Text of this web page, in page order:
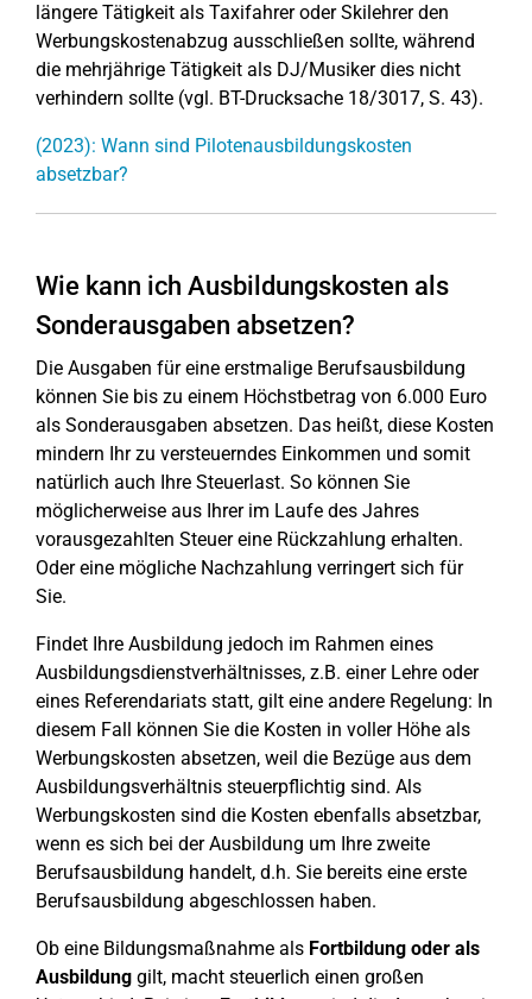
längere Tätigkeit als Taxifahrer oder Skilehrer den
Werbungskostenabzug ausschließen sollte, während
die mehrjährige Tätigkeit als DJ/Musiker dies nicht
verhindern sollte (vgl. BT-Drucksache 18/3017, S. 43).
(2023): Wann sind Pilotenausbildungskosten
absetzbar?
Wie kann ich Ausbildungskosten als
Sonderausgaben absetzen?
Die Ausgaben für eine erstmalige Berufsausbildung
können Sie bis zu einem Höchstbetrag von 6.000 Euro
als Sonderausgaben absetzen. Das heißt, diese Kosten
mindern Ihr zu versteuerndes Einkommen und somit
natürlich auch Ihre Steuerlast. So können Sie
möglicherweise aus Ihrer im Laufe des Jahres
vorausgezahlten Steuer eine Rückzahlung erhalten.
Oder eine mögliche Nachzahlung verringert sich für
Sie.
Findet Ihre Ausbildung jedoch im Rahmen eines
Ausbildungsdienstverhältnisses, z.B. einer Lehre oder
eines Referendariats statt, gilt eine andere Regelung: In
diesem Fall können Sie die Kosten in voller Höhe als
Werbungskosten absetzen, weil die Bezüge aus dem
Ausbildungsverhältnis steuerpflichtig sind. Als
Werbungskosten sind die Kosten ebenfalls absetzbar,
wenn es sich bei der Ausbildung um Ihre zweite
Berufsausbildung handelt, d.h. Sie bereits eine erste
Berufsausbildung abgeschlossen haben.
Ob eine Bildungsmaßnahme als Fortbildung oder als
Ausbildung gilt, macht steuerlich einen großen